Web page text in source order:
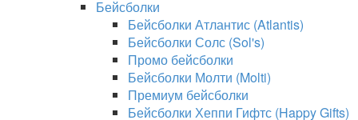
Бейсболки
Бейсболки Атлантис (Atlantis)
Бейсболки Солс (Sol's)
Промо бейсболки
Бейсболки Молти (Molti)
Премиум бейсболки
Бейсболки Хеппи Гифтс (Happy Gifts)